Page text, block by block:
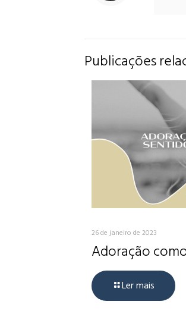
Publicações
26 de janeiro de 2023
Adoração
Ler mais